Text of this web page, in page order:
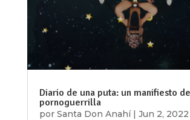
Diario de una puta: un manifiesto de
pornoguerrilla
por Santa Don Anahí| Jun 2, 2022